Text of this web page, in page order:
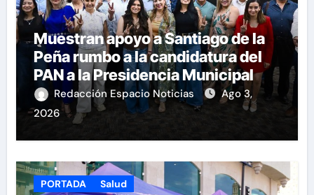
Muestran apoyo a Santiago de la
Peña rumbo a la candidatura del
PAN a la Presidencia Municipal
Redacción Espacio Noticias
Ago 3,
2026
PORTADA Salud